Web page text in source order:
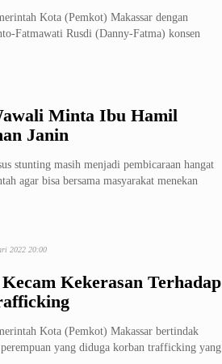
Kota (Pemkot) Makassar dengan
Fatmawati Rusdi (Danny-Fatma) konsen
Minta Ibu Hamil
Janin
stunting masih menjadi pembicaraan hangat
agar bisa bersama masyarakat menekan
Kekerasan Terhadap
2022 20:00
Kota (Pemkot) Makassar bertindak
perempuan yang diduga korban trafficking yang